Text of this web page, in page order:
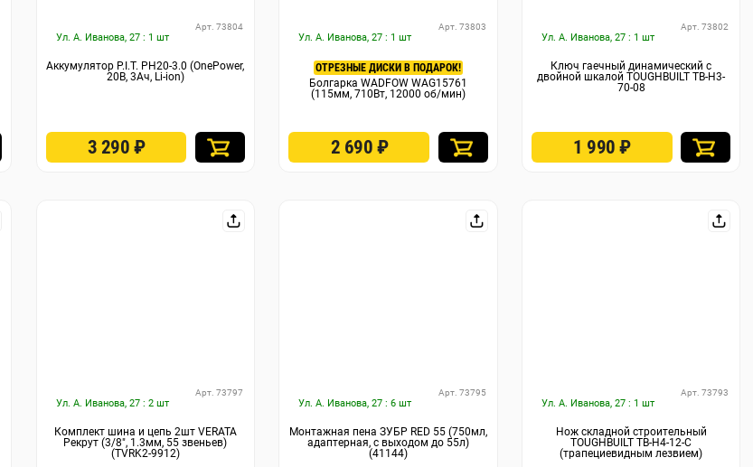
Ул. А. Иванова, 27 : 1 шт
Арт. 73804
Аккумулятор P.I.T. PH20-3.0 (OnePower,
20В, 3Ач, Li-ion)
3 290 ₽
Ул. А. Иванова, 27 : 1 шт
Арт. 73803
ОТРЕЗНЫЕ ДИСКИ В ПОДАРОК!
Болгарка WADFOW WAG15761
(115мм, 710Вт, 12000 об/мин)
2 690 ₽
Ул. А. Иванова, 27 : 1 шт
Арт. 73802
Ключ гаечный динамический с
двойной шкалой TOUGHBUILT TB-H3-
70-08
1 990₽
Ул. А. Иванова, 27 : 2 шт
Арт. 73797
Комплект шина и цепь 2шт VERATA
Рекрут (3/8″, 1.3мм, 55 звеньев)
(TVRK2-9912)
Ул. А. Иванова, 27 : 6 шт
Арт. 73795
Монтажная пена ЗУБР RED 55 (750мл,
адаптерная, с выходом до 55л)
(41144)
Ул. А. Иванова, 27 : 1 шт
Арт. 73793
Нож складной строительный
TOUGHBUILT TB-H4-12-C
(трапециевидным лезвием)